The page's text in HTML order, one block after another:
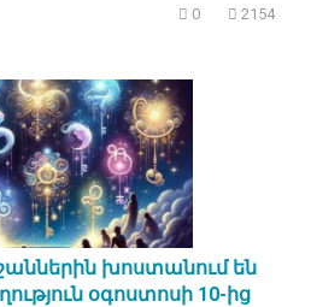
0 2154
խոստանում են
օգոստոսի 10-ից